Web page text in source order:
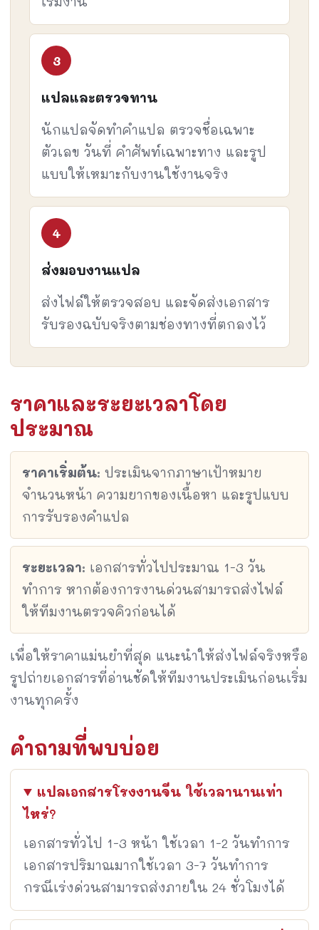
แปลและตรวจทาน
นักแปลจัดทำคำแปล ตรวจชื่อเฉพาะ
ตัวเลข วันที่ คำศัพท์เฉพาะทาง และรูป
แบบให้เหมาะกับงานใช้งานจริง
ส่งมอบงานแปล
ส่งไฟล์ให้ตรวจสอบ และจัดส่งเอกสาร
รับรองฉบับจริงตามช่องทางที่ตกลงไว้
ราคาและระยะเวลาโดย
ประมาณ
ราคาเริ่มต้น: ประเมินจากภาษาเป้าหมาย
จำนวนหน้า ความยากของเนื้อหา และรูปแบบ
การรับรองคำแปล
ระยะเวลา: เอกสารทั่วไปประมาณ 1-3 วัน
ทำการ หากต้องการงานด่วนสามารถส่งไฟล์
ให้ทีมงานตรวจคิวก่อนได้
เพื่อให้ราคาแม่นยำที่สุด แนะนำให้ส่งไฟล์จริงหรือ
รูปถ่ายเอกสารที่อ่านชัดให้ทีมงานประเมินก่อนเริ่ม
งานทุกครั้ง
คำถามที่พบบ่อย
แปลเอกสารโรงงานจีน ใช้เวลานานเท่า
ไหร่?
เอกสารทั่วไป 1-3 หน้า ใช้เวลา 1-2 วันทำการ
เอกสารปริมาณมากใช้เวลา 3-7 วันทำการ
กรณีเร่งด่วนสามารถส่งภายใน 24 ชั่วโมงได้